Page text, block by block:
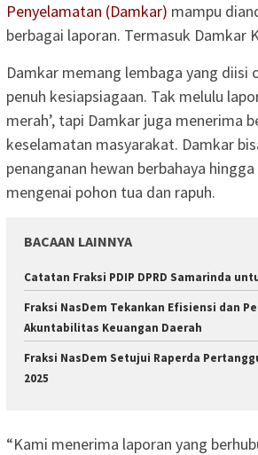
Penyelamatan (Damkar) mampu
berbagai laporan. Termasuk Damkar
Damkar memang lembaga yang diisi
penuh kesiapsiagaan. Tak melulu
merah’, tapi Damkar juga menerima
keselamatan masyarakat. Damkar
penanganan hewan berbahaya
mengenai pohon tua dan rapuh.
BACAAN LAINNYA
Catatan Fraksi PDIP DPRD Samarinda
Fraksi NasDem Tekankan Efisiensi dan
Akuntabilitas Keuangan Daerah
Fraksi NasDem Setujui Raperda
2025
“Kami menerima laporan yang